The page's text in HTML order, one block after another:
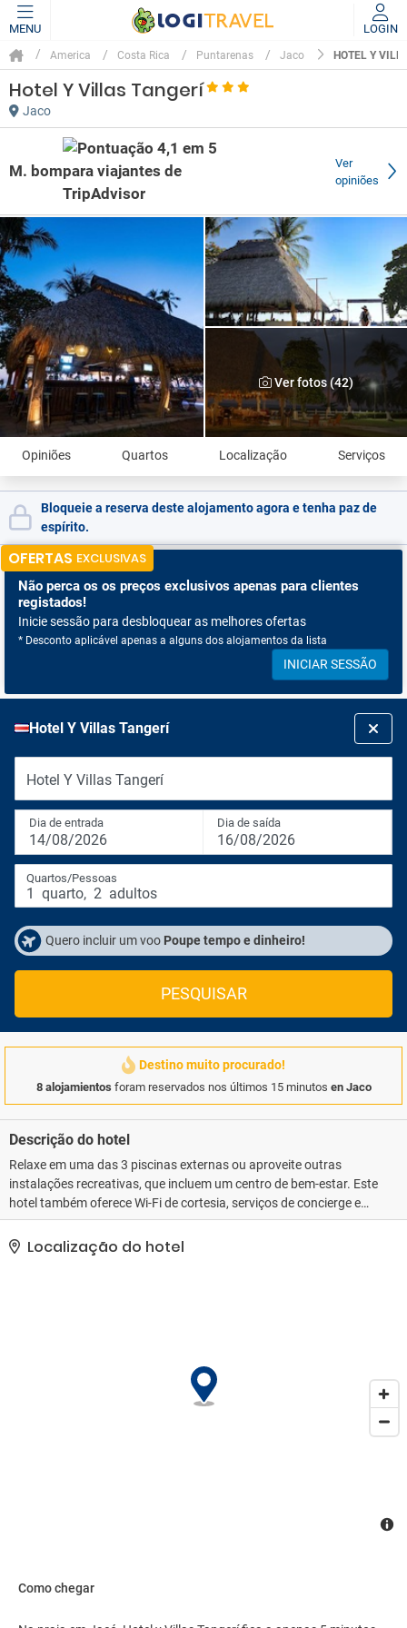
MENU LOGIN
America Costa Rica Puntarenas Jaco HOTEL Y
Hotel Y Villas Tangerí
Jaco
M. bom
Ver
opiniões
Ver fotos (42)
Opiniões Quartos Localização Serviços
Bloqueie a reserva deste alojamento agora e tenha paz de
espírito.
OFERTAS EXCLUSIVAS
Não perca os os preços exclusivos apenas para clientes
registados!
Inicie sessão para desbloquear as melhores ofertas
* Desconto aplicável apenas a alguns dos alojamentos da lista
INICIAR SESSÃO
Hotel Y Villas Tangerí
Hotel Y Villas Tangerí
Dia de entrada
14/08/2026
Dia de saída
16/08/2026
Quartos/Pessoas
1 quarto, 2 adultos
Quero incluir um voo Poupe tempo e dinheiro!
PESQUISAR
Destino muito procurado!
8 alojamientos foram reservados nos últimos 15 minutos en Jaco
Descrição do hotel
Relaxe em uma das 3 piscinas externas ou aproveite outras
instalações recreativas, que incluem um centro de bem-estar. Este
hotel também oferece Wi-Fi de cortesia, serviços de concierge e
sala de jogos.. As comodidades presentes incluem
armazenamento para bagagem, lavanderia e um cofre na
recepção do hotel. Os hóspedes podem utilizar serviço de traslado
Localização do hotel
Como chegar